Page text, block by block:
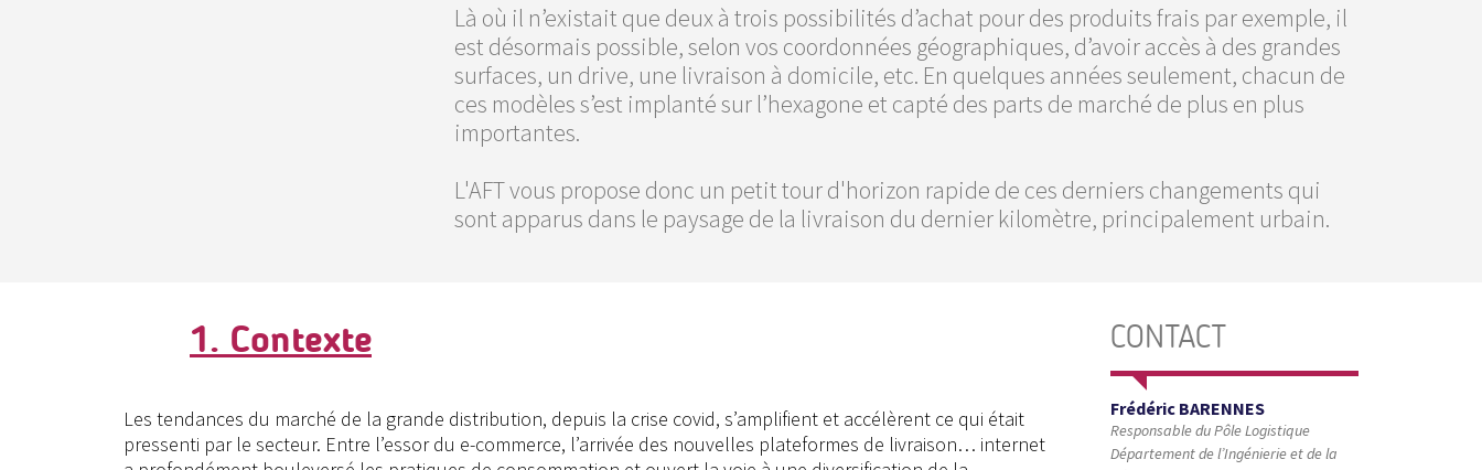
Là où il n’existait que deux à trois possibilités d’achat pour des produits frais par exemple, il
est désormais possible, selon vos coordonnées géographiques, d’avoir accès à des grandes
surfaces, un drive, une livraison à domicile, etc. En quelques années seulement, chacun de
ces modèles s’est implanté sur l’hexagone et capté des parts de marché de plus en plus
importantes.
L'AFT vous propose donc un petit tour d'horizon rapide de ces derniers changements qui
sont apparus dans le paysage de la livraison du dernier kilomètre, principalement urbain.
1. Contexte
Les tendances du marché de la grande distribution, depuis la crise covid, s’amplifient et accélèrent ce qui était
pressenti par le secteur. Entre l’essor du e-commerce, l’arrivée des nouvelles plateformes de livraison… internet
CONTACT
Frédéric BARENNES
Responsable du Pôle Logistique
Département de l’Ingénierie et de la